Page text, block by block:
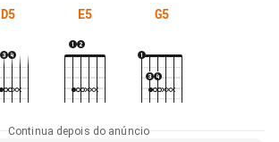
D5 E5 G5
Continua depois do anúncio